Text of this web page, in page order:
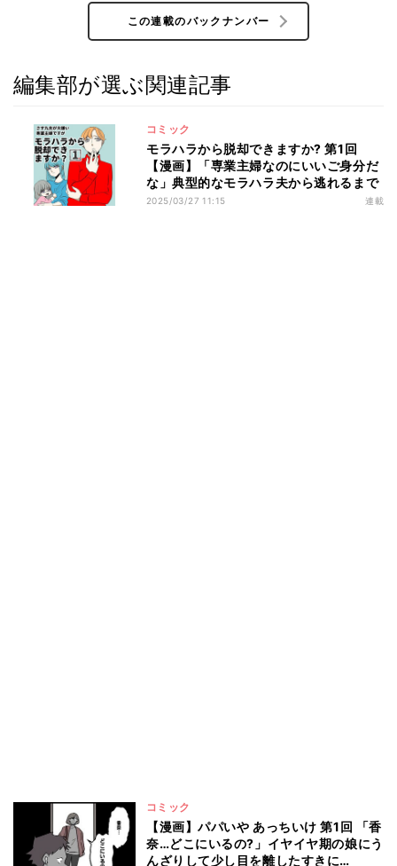
この連載のバックナンバー
編集部が選ぶ関連記事
コミック
モラハラから脱却できますか? 第1回
【漫画】「専業主婦なのにいいご身分だ
な」典型的なモラハラ夫から逃れるまで
2025/03/27 11:15 連載
コミック
【漫画】パパいや あっちいけ 第1回 「香
奈…どこにいるの?」イヤイヤ期の娘にう
んざりして少し目を離したすきに…